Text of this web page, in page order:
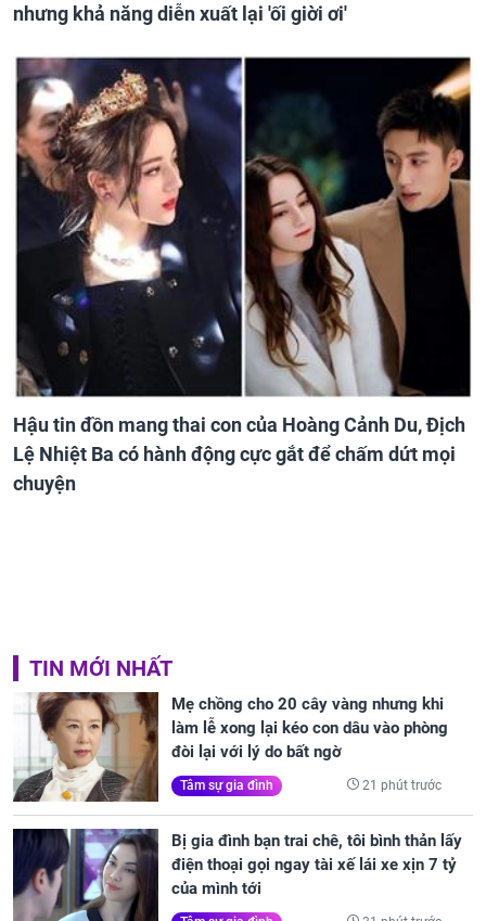
nhưng khả năng diễn xuất lại 'ối giời ơi'
Hậu tin đồn mang thai con của Hoàng Cảnh Du, Địch
Lệ Nhiệt Ba có hành động cực gắt để chấm dứt mọi
chuyện
TIN MỚI NHẤT
Mẹ chồng cho 20 cây vàng nhưng khi
làm lễ xong lại kéo con dâu vào phòng
đòi lại với lý do bất ngờ
Tâm sự gia đình 21 phút trước
Bị gia đình bạn trai chê, tôi bình thản lấy
điện thoại gọi ngay tài xế lái xe xịn 7 tỷ
của mình tới